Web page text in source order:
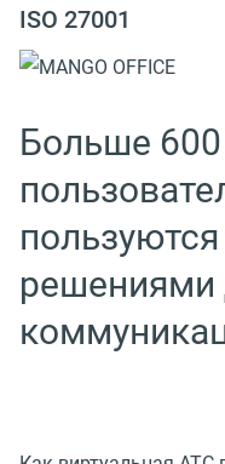
ISO 27001
Больше
решениями